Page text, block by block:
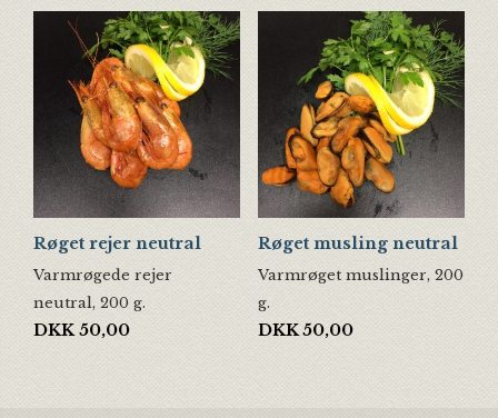
Røget rejer neutral
Varmrøgede rejer
neutral, 200 g.
DKK 50,00
Røget musling neutral
Varmrøget muslinger, 200
g.
DKK50,00